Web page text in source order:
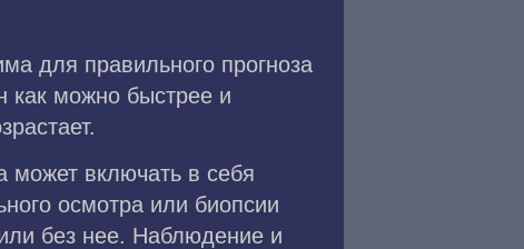
для правильного прогноза
как можно быстрее и
может включать в себя
осмотра или биопсии
без нее. Наблюдение и